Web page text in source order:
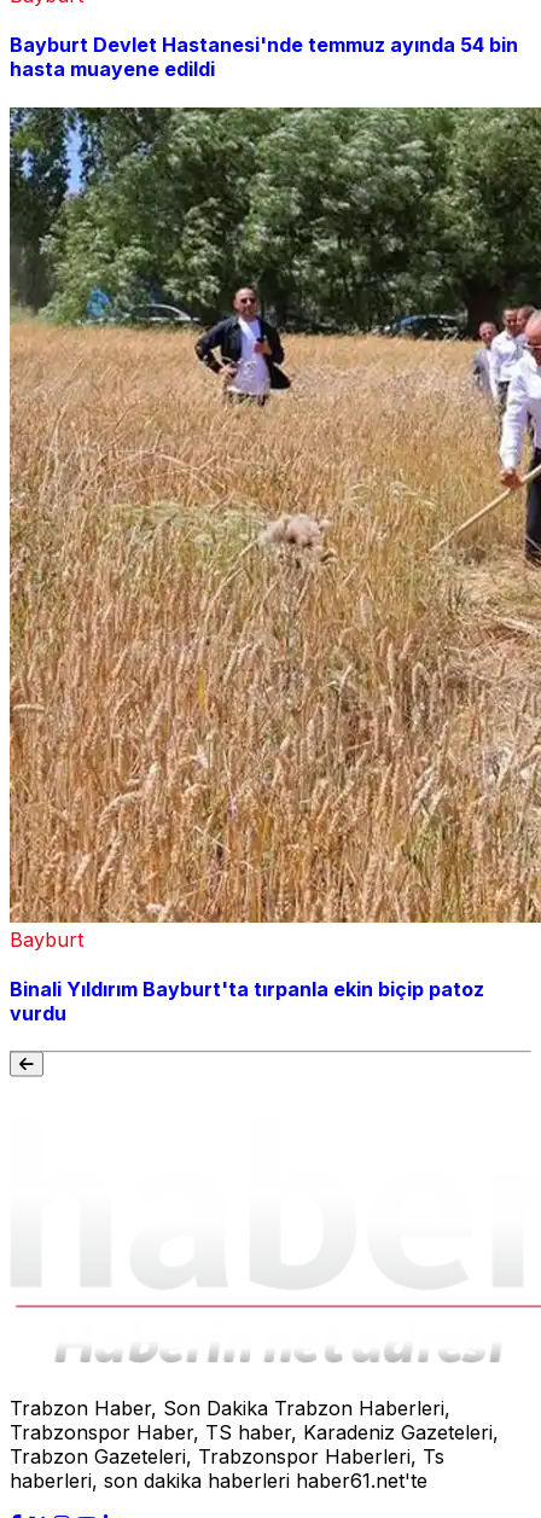
Bayburt Devlet Hastanesi'nde temmuz ayında 54 bin
hasta muayene edildi
Bayburt
Binali Yıldırım Bayburt'ta tırpanla ekin biçip patoz
vurdu
Trabzon Haber, Son Dakika Trabzon Haberleri,
Trabzonspor Haber, TS haber, Karadeniz Gazeteleri,
Trabzon Gazeteleri, Trabzonspor Haberleri, Ts
haberleri, son dakika haberleri haber61.net'te